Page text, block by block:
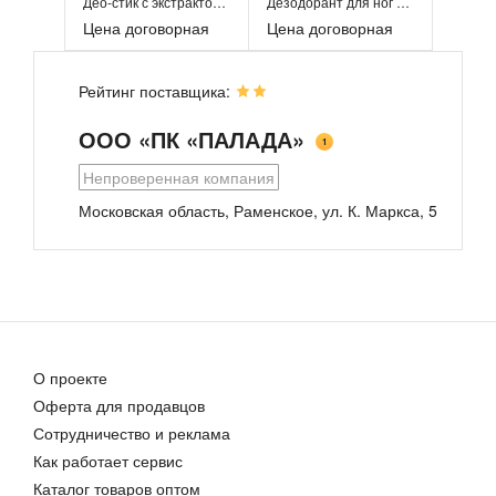
получите дополнительную прибыль;
перспективный, интересный потребителю,
продукт под Вашей торговой маркой (СТМ);
запросов.
Наша компания всегда открыта для
конструктивного диалога.
Мы готовы ответить на все интересующие Вас
Цена договорная Цена договорная
Рейтинг поставщика:
ООО «ПК «ПАЛАДА» 1
Непроверенная компания
Московская область, Раменское, ул. К. Маркса, 5
О проекте
Оферта для продавцов
Сотрудничество и реклама
Как работает сервис
Каталог товаров оптом